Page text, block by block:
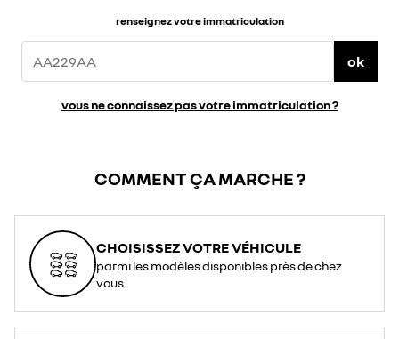
renseignez votre immatriculation
ok
vous ne connaissez pas votre immatriculation ?
COMMENT ÇA MARCHE ?
CHOISISSEZ VOTRE VÉHICULE
parmi les modèles disponibles près de chez
vous